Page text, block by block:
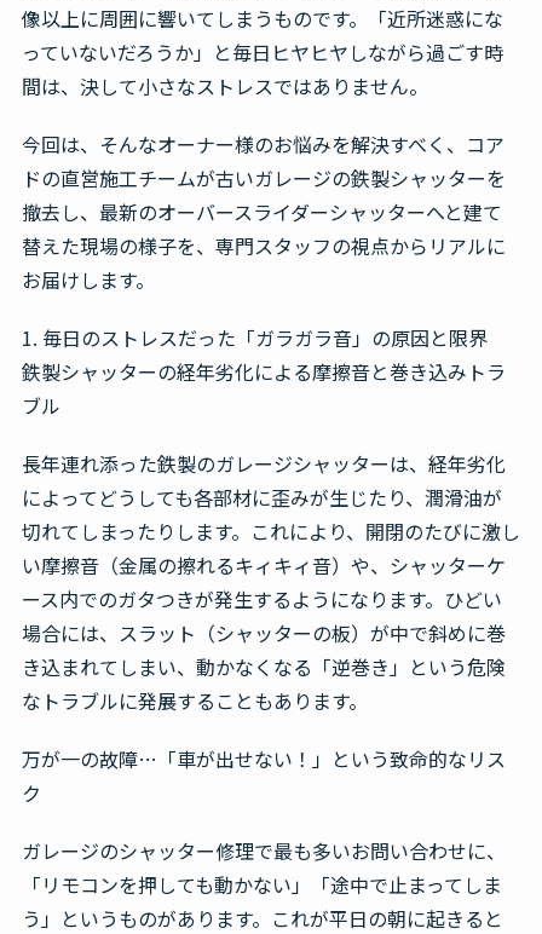
像以上に周囲に響いてしまうものです。「近所迷惑にな
っていないだろうか」と毎日ヒヤヒヤしながら過ごす時
間は、決して小さなストレスではありません。
今回は、そんなオーナー様のお悩みを解決すべく、コア
ドの直営施工チームが古いガレージの鉄製シャッターを
撤去し、最新のオーバースライダーシャッターへと建て
替えた現場の様子を、専門スタッフの視点からリアルに
お届けします。
1. 毎日のストレスだった「ガラガラ音」の原因と限界
鉄製シャッターの経年劣化による摩擦音と巻き込みトラ
ブル
長年連れ添った鉄製のガレージシャッターは、経年劣化
によってどうしても各部材に歪みが生じたり、潤滑油が
切れてしまったりします。これにより、開閉のたびに激し
い摩擦音（金属の擦れるキィキィ音）や、シャッターケ
ース内でのガタつきが発生するようになります。ひどい
場合には、スラット（シャッターの板）が中で斜めに巻
き込まれてしまい、動かなくなる「逆巻き」という危険
なトラブルに発展することもあります。
万が一の故障…「車が出せない！」という致命的なリス
ク
ガレージのシャッター修理で最も多いお問い合わせに、
「リモコンを押しても動かない」「途中で止まってしま
う」というものがあります。これが平日の朝に起きると